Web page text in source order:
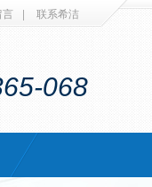
言 | 联系希洁
068